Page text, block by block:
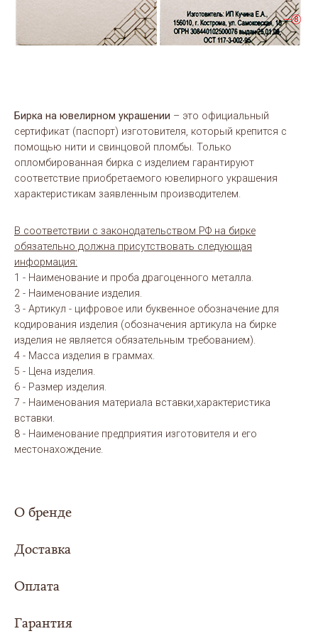
Бирка на ювелирном украшении – это официальный
сертификат (паспорт) изготовителя, который крепится с
помощью нити и свинцовой пломбы. Только
опломбированная бирка с изделием гарантируют
соответствие приобретаемого ювелирного украшения
характеристикам заявленным производителем.
В соответствии с законодательством РФ на бирке
обязательно должна присутствовать следующая
информация:
1 - Наименование и проба драгоценного металла.
2 - Наименование изделия.
3 - Артикул - цифровое или буквенное обозначение для
кодирования изделия (обозначения артикула на бирке
изделия не является обязательным требованием).
4 - Масса изделия в граммах.
5 - Цена изделия.
6 - Размер изделия.
7 - Наименования материала вставки,характеристика
вставки.
8 - Наименование предприятия изготовителя и его
местонахождение.
О бренде
Доставка
Сумма заказа составила
совершенно
Оплата
Выбери свой вариант оплаты заказа:
Гарантия